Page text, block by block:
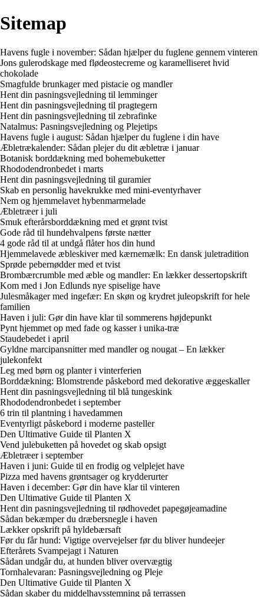
Sitemap
Havens fugle i november: Sådan hjælper du fuglene gennem vinteren
Jons gulerodskage med flødeostecreme og karamelliseret hvid
chokolade
Smagfulde brunkager med pistacie og mandler
Hent din pasningsvejledning til lemminger
Hent din pasningsvejledning til pragtegern
Hent din pasningsvejledning til zebrafinke
Natalmus: Pasningsvejledning og Plejetips
Havens fugle i august: Sådan hjælper du fuglene i din have
Æbletrækalender: Sådan plejer du dit æbletræ i januar
Botanisk borddækning med bohemebuketter
Rhododendronbedet i marts
Hent din pasningsvejledning til guramier
Skab en personlig havekrukke med mini-eventyrhaver
Nem og hjemmelavet hybenmarmelade
Æbletræer i juli
Smuk efterårsborddækning med et grønt tvist
Gode råd til hundehvalpens første nætter
4 gode råd til at undgå flåter hos din hund
Hjemmelavede æbleskiver med kærnemælk: En dansk juletradition
Sprøde pebernødder med et tvist
Brombærcrumble med æble og mandler: En lækker dessertopskrift
Kom med i Jon Edlunds nye spiselige have
Julesmåkager med ingefær: En skøn og krydret juleopskrift for hele
familien
Haven i juli: Gør din have klar til sommerens højdepunkt
Pynt hjemmet op med fade og kasser i unika-træ
Staudebedet i april
Gyldne marcipansnitter med mandler og nougat – En lækker
julekonfekt
Leg med børn og planter i vinterferien
Borddækning: Blomstrende påskebord med dekorative æggeskaller
Hent din pasningsvejledning til blå tungeskink
Rhododendronbedet i september
6 trin til plantning i havedammen
Eventyrligt påskebord i moderne pasteller
Den Ultimative Guide til Planten X
Vend julebuketten på hovedet og skab opsigt
Æbletræer i september
Haven i juni: Guide til en frodig og velplejet have
Pizza med havens grøntsager og krydderurter
Haven i december: Gør din have klar til vinteren
Den Ultimative Guide til Planten X
Hent din pasningsvejledning til rødhovedet papegøjeamadine
Sådan bekæmper du dræbersnegle i haven
Lækker opskrift på hyldebærsaft
Før du får hund: Vigtige overvejelser før du bliver hundeejer
Efterårets Svampejagt i Naturen
Sådan undgår du, at hunden bliver overvægtig
Tornhalevaran: Pasningsvejledning og Pleje
Den Ultimative Guide til Planten X
Sådan skaber du middelhavsstemning på terrassen